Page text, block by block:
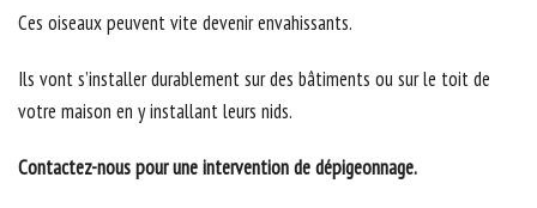
Ces oiseaux peuvent vite devenir envahissants.
Ils vont s’installer durablement sur des bâtiments ou sur le toit de
votre maison en y installant leurs nids.
Contactez-nous pour une intervention de dépigeonnage.